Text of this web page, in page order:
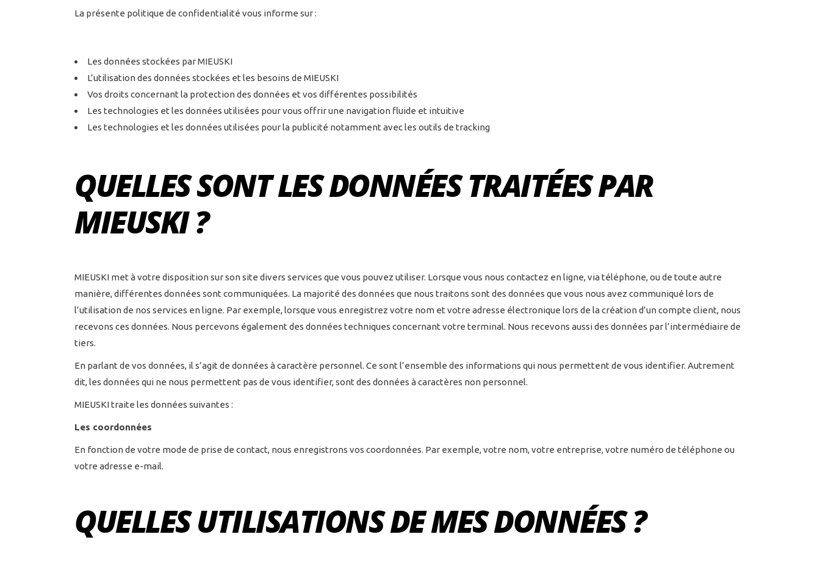
La présente politique de confidentialité vous informe sur :
Les données stockées par MIEUSKI
L’utilisation des données stockées et les besoins de MIEUSKI
Vos droits concernant la protection des données et vos différentes possibilités
Les technologies et les données utilisées pour vous offrir une navigation fluide et intuitive
Les technologies et les données utilisées pour la publicité notamment avec les outils de tracking
QUELLES SONT LES DONNÉES TRAITÉES PAR
MIEUSKI ?
MIEUSKI met à votre disposition sur son site divers services que vous pouvez utiliser. Lorsque vous nous contactez en ligne, via téléphone, ou de toute autre
manière, différentes données sont communiquées. La majorité des données que nous traitons sont des données que vous nous avez communiqué lors de
l’utilisation de nos services en ligne. Par exemple, lorsque vous enregistrez votre nom et votre adresse électronique lors de la création d’un compte client, nous
recevons ces données. Nous percevons également des données techniques concernant votre terminal. Nous recevons aussi des données par l’intermédiaire de
tiers.
En parlant de vos données, il s’agit de données à caractère personnel. Ce sont l’ensemble des informations qui nous permettent de vous identifier. Autrement
dit, les données qui ne nous permettent pas de vous identifier, sont des données à caractères non personnel.
MIEUSKI traite les données suivantes :
Les coordonnées
En fonction de votre mode de prise de contact, nous enregistrons vos coordonnées. Par exemple, votre nom, votre entreprise, votre numéro de téléphone ou
votre adresse e-mail.
QUELLES UTILISATIONS DE MES DONNÉES ?